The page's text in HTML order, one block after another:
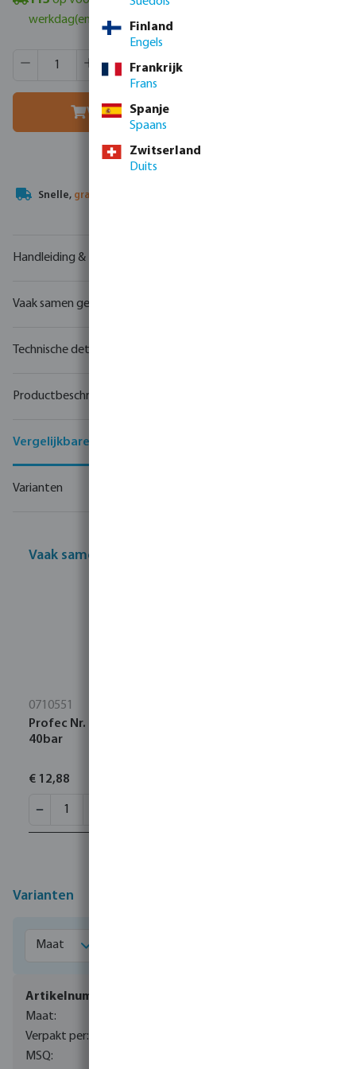
werkdag(en)
Producthoeveelheid: Voer de gewenste hoeveelheid in of
MSQ:
Voeg toe aan winkelmandje
Uw
Handleiding & tekeningen
Vaak samen gekocht
Technische details
Productbeschrijving
Vergelijkbare producten
Varianten
Vaak samen gekocht
0710551
Profec Nr. 1121 Doorvoer messing 3/8" buitendraad
40bar
€ 12,88
Varianten
Finland
Engels
Frankrijk
Frans
Spanje
Spaans
Zwitserland
Duits